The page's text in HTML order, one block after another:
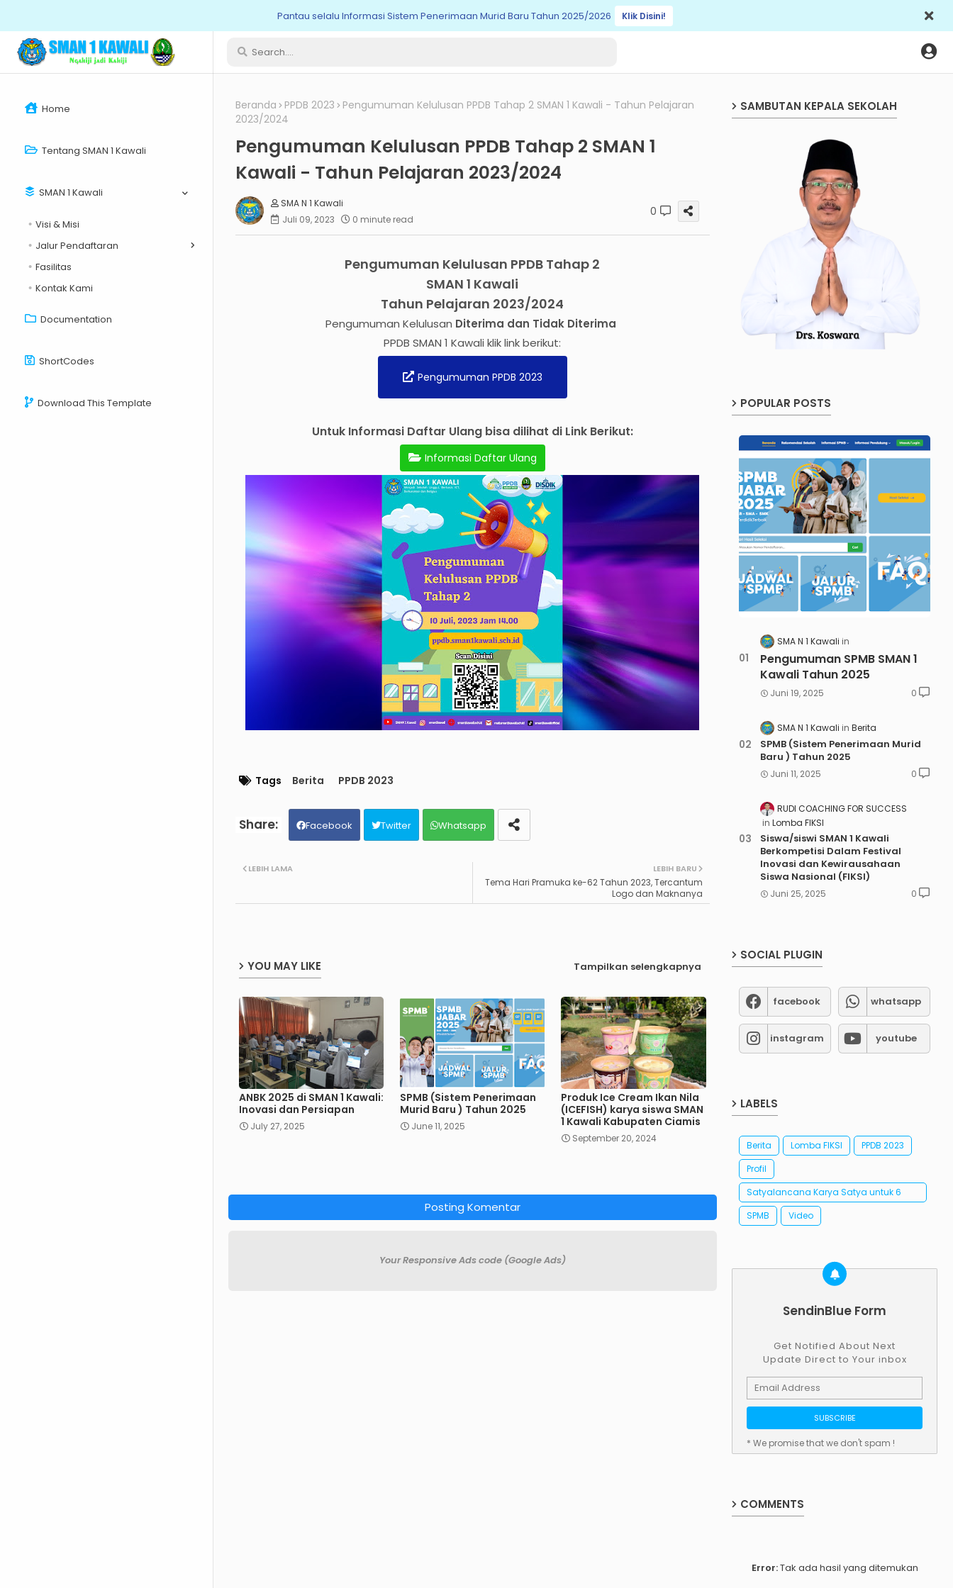
Pantau selalu Informasi Sistem Penerimaan Murid Baru Tahun 2025/2026 Klik Disini!
Home
Tentang SMAN 1 Kawali
SMAN 1 Kawali
Visi & Misi
Jalur Pendaftaran
Fasilitas
Kontak Kami
Documentation
ShortCodes
Download This Template
Beranda PPDB 2023
Pengumuman Kelulusan PPDB Tahap 2 SMAN 1 Kawali - Tahun Pelajaran
2023/2024
Pengumuman Kelulusan PPDB Tahap 2 SMAN 1
Kawali - Tahun Pelajaran 2023/2024
SMA N 1 Kawali
Juli 09, 2023
0 minute read
0
Pengumuman Kelulusan PPDB Tahap 2
SMAN 1 Kawali
Tahun Pelajaran 2023/2024
Pengumuman Kelulusan Diterima dan Tidak Diterima
PPDB SMAN 1 Kawali klik link berikut:
Pengumuman PPDB 2023
Untuk Informasi Daftar Ulang bisa dilihat di Link Berikut:
Informasi Daftar Ulang
Tags Berita PPDB 2023
Facebook Twitter Whatsapp
LEBIH BARU
Tema Hari Pramuka ke-62 Tahun 2023, Tercantum
Logo dan Maknanya
LEBIH LAMA
YOU MAY LIKE Tampilkan selengkapnya
ANBK 2025 di SMAN 1 Kawali:
Inovasi dan Persiapan
July 27, 2025
SPMB (Sistem Penerimaan
Murid Baru ) Tahun 2025
June 11, 2025
Produk Ice Cream Ikan Nila
(ICEFISH) karya siswa SMAN
1 Kawali Kabupaten Ciamis
September 20, 2024
Posting Komentar
Your Responsive Ads code (Google Ads)
SAMBUTAN KEPALA SEKOLAH
POPULAR POSTS
SMA N 1 Kawali
Pengumuman SPMB SMAN 1
Kawali Tahun 2025
Juni 19, 2025 0
SMA N 1 Kawali Berita
SPMB (Sistem Penerimaan Murid
Baru ) Tahun 2025
Juni 11, 2025 0
RUDI COACHING FOR SUCCESS
Lomba FIKSI
Siswa/siswi SMAN 1 Kawali
Berkompetisi Dalam Festival
Inovasi dan Kewirausahaan
Siswa Nasional (FIKSI)
Juni 25, 2025 0
SOCIAL PLUGIN
facebook whatsapp
instagram youtube
LABELS
Berita Lomba FIKSI
PPDB 2023
Profil
Satyalancana Karya Satya untuk 6
orang Guru SMAN 1 Kawali
SPMB Video
SendinBlue Form
Get Notified About Next
Update Direct to Your inbox
* We promise that we don't spam !
COMMENTS
Error:Tak ada hasil yang ditemukan